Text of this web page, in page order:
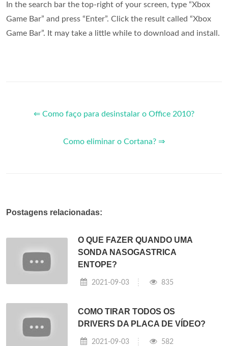
In the search bar the top-right of your screen, type “Xbox
Game Bar” and press “Enter”. Click the result called “Xbox
Game Bar”. It may take a little while to download and install.
⇐ Como faço para desinstalar o Office 2010?
Como eliminar o Cortana? ⇒
Postagens relacionadas:
O QUE FAZER QUANDO UMA
SONDA NASOGASTRICA
ENTOPE?
2021-09-03 835
COMO TIRAR TODOS OS
DRIVERS DA PLACA DE VÍDEO?
2021-09-03 582